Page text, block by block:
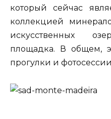
который сейчас
коллекцией
искусственных
площадка. В общем,
прогулки и